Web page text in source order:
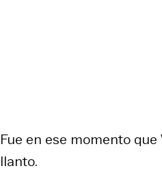
Fue en ese momento
llanto.